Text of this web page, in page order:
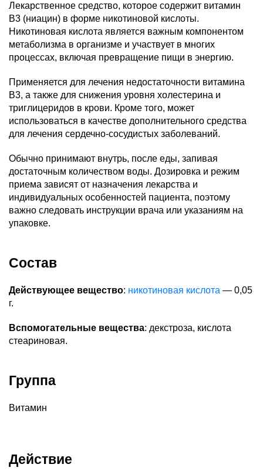
Лекарственное средство, которое содержит витамин
В3 (ниацин) в форме никотиновой кислоты.
Никотиновая кислота является важным компонентом
метаболизма в организме и участвует в многих
процессах, включая превращение пищи в энергию.
Применяется для лечения недостаточности витамина
В3, а также для снижения уровня холестерина и
триглицеридов в крови. Кроме того, может
использоваться в качестве дополнительного средства
для лечения сердечно-сосудистых заболеваний.
Обычно принимают внутрь, после еды, запивая
достаточным количеством воды. Дозировка и режим
приема зависят от назначения лекарства и
индивидуальных особенностей пациента, поэтому
важно следовать инструкции врача или указаниям на
упаковке.
Состав
Действующее вещество: никотиновая кислота — 0,05
г.
Вспомогательные вещества: декстроза, кислота
стеариновая.
Группа
Витамин
Действие